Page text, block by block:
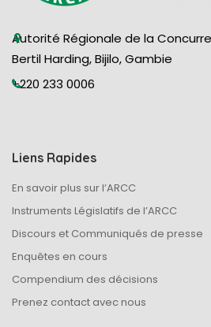
Autorité Régionale de la
Bertil Harding, Bijilo, Gambie
+220 233 0006
Liens Rapides
En savoir plus sur l’ARCC
Instruments Législatifs de l’ARCC
Discours et Communiqués de presse
Enquêtes en cours
Compendium des décisions
Prenez contact avec nous